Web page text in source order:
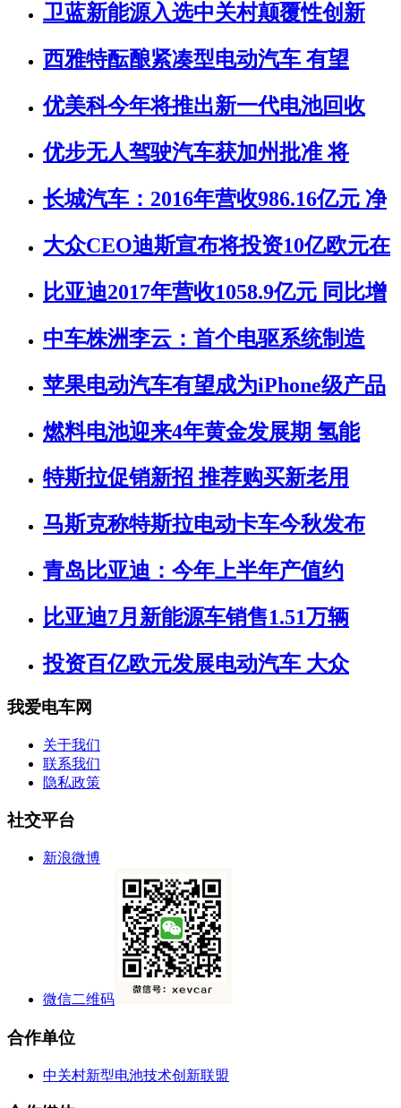
卫蓝新能源入选中关村颠覆性创新
西雅特酝酿紧凑型电动汽车 有望
优美科今年将推出新一代电池回收
优步无人驾驶汽车获加州批准 将
长城汽车：2016年营收986.16亿元 净
大众CEO迪斯宣布将投资10亿欧元在
比亚迪2017年营收1058.9亿元 同比增
中车株洲李云：首个电驱系统制造
苹果电动汽车有望成为iPhone级产品
燃料电池迎来4年黄金发展期 氢能
特斯拉促销新招 推荐购买新老用
马斯克称特斯拉电动卡车今秋发布
青岛比亚迪：今年上半年产值约
比亚迪7月新能源车销售1.51万辆
投资百亿欧元发展电动汽车 大众
我爱电车网
关于我们
联系我们
隐私政策
社交平台
新浪微博
微信二维码
合作单位
中关村新型电池技术创新联盟